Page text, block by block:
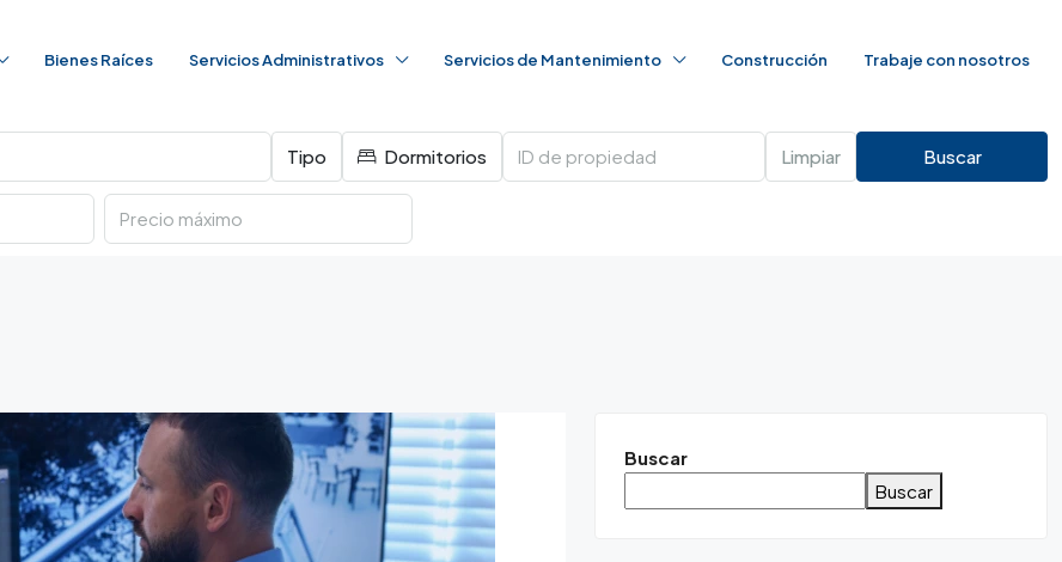
Bienes Raíces Servicios Administrativos Servicios de Mantenimiento Construcción Trabaje con nosotros
Tipo Dormitorios Limpiar Buscar
Buscar
Buscar